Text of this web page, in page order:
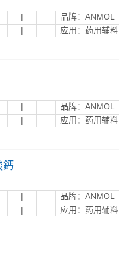
|
品牌：ANMOL
| 应用：药用辅料
|
品牌：ANMOL
| 应用：药用辅料
鈣
|
品牌：ANMOL
| 应用：药用辅料